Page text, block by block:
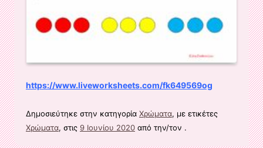
https://www.liveworksheets.com/fk649569og
Δημοσιεύτηκε στην κατηγορία Χρώματα, με ετικέτες
Χρώματα, στις 9 Ιουνίου 2020 από την/τον .